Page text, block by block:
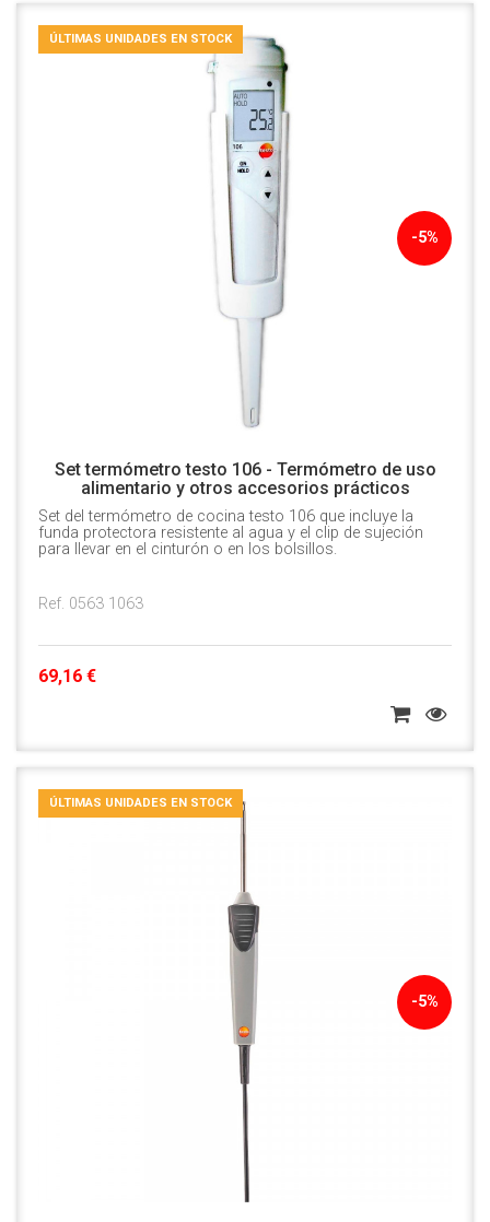
-5%
ÚLTIMAS UNIDADES EN STOCK
Set termómetro testo 106 - Termómetro de uso
alimentario y otros accesorios prácticos
Set del termómetro de cocina testo 106 que incluye la
funda protectora resistente al agua y el clip de sujeción
para llevar en el cinturón o en los bolsillos.
Ref. 0563 1063
69,16 €
-5%
ÚLTIMAS UNIDADES EN STOCK